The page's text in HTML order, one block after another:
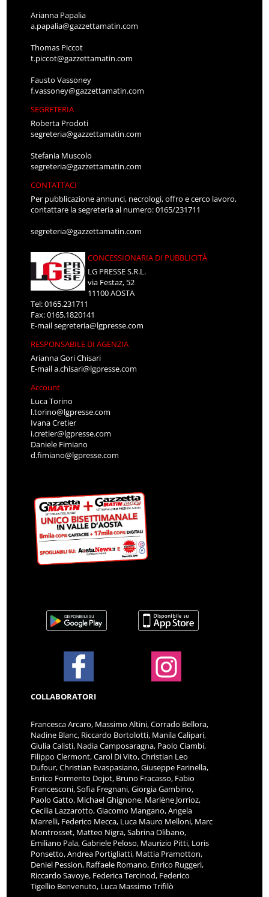
Arianna Papalia
a.papalia@gazzettamatin.com
Thomas Piccot
t.piccot@gazzettamatin.com
Fausto Vassoney
f.vassoney@gazzettamatin.com
SEGRETERIA
Roberta Prodoti
segreteria@gazzettamatin.com
Stefania Muscolo
segreteria@gazzettamatin.com
CONTATTACI
Per pubblicazione annunci, necrologi, offro e cerco lavoro,
contattare la segreteria al numero: 0165/231711
segreteria@gazzettamatin.com
CONCESSIONARIA DI PUBBLICITÀ
LG PRESSE S.R.L.
via Festaz, 52
11100 AOSTA
Tel: 0165.231711
Fax: 0165.1820141
E-mailsegreteria@lgpresse.com
RESPONSABILE DI AGENZIA
Arianna Gori Chisari
E-maila.chisari@lgpresse.com
Account
Luca Torino
l.torino@lgpresse.com
Ivana Cretier
i.cretier@lgpresse.com
Daniele Fimiano
d.fimiano@lgpresse.com
COLLABORATORI
Francesca Arcaro, Massimo Altini, Corrado Bellora,
Nadine Blanc, Riccardo Bortolotti, Manila Calipari,
Giulia Calisti, Nadia Camposaragna, Paolo Ciambi,
Filippo Clermont, Carol Di Vito, Christian Leo
Dufour, Christian Evaspasiano, Giuseppe Farinella,
Enrico Formento Dojot, Bruno Fracasso, Fabio
Francesconi, Sofia Fregnani, Giorgia Gambino,
Paolo Gatto, Michael Ghignone, Marlène Jorrioz,
Cecilia Lazzarotto, Giacomo Mangano, Angela
Marrelli, Federico Mecca, Luca Mauro Melloni, Marc
Montrosset, Matteo Nigra, Sabrina Olibano,
Emiliano Pala, Gabriele Peloso, Maurizio Pitti, Loris
Ponsetto, Andrea Portigliatti, Mattia Pramotton,
Deniel Pession, Raffaele Romano, Enrico Ruggeri,
Riccardo Savoye, Federica Tercinod, Federico
Tigellio Benvenuto, Luca Massimo Trifilò